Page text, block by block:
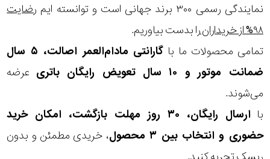
نمایندگی رسمی ۳۰۰ برند جهانی است و توانسته ایم
رضایت
۹۸% از خریداران
را بدست بیاوریم.
تمامی محصولات ما با
گارانتی مادام‌العمر اصالت، ۵ سال
ضمانت موتور و ۱۰ سال تعویض رایگان باتری
عرضه
می‌شوند.
با
ارسال رایگان، ۳۰ روز مهلت بازگشت، امکان خرید
حضوری و انتخاب بین ۳ محصول
، خریدی مطمئن و بدون
ویژگی
شب
نما
نمایش
بیشتر...
موتور